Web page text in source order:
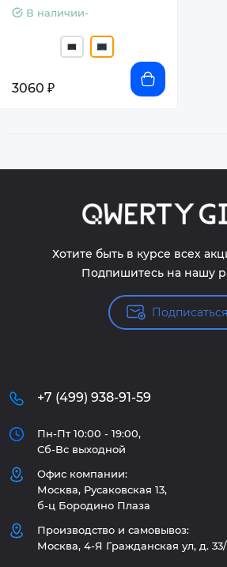
В наличии-
3060 ₽
Хотите быть в курсе всех
Подпишитесь на нашу
Подписаться
+7 (499) 938-91-59
Пн-Пт 10:00 - 19:00,
Сб-Вс выходной
Офис компании:
Москва, Русаковская 13,
б-ц Бородино Плаза
Производство и самовывоз:
Москва, 4-Я Гражданская ул, д. 33/